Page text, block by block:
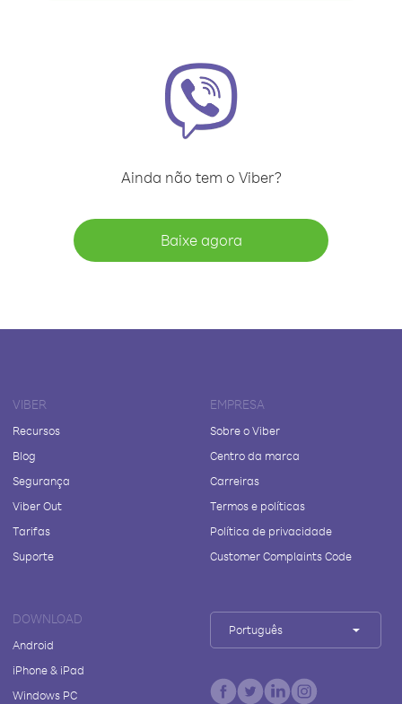
Ainda não tem o Viber?
Baixe agora
VIBER
Recursos
Blog
Segurança
Viber Out
Tarifas
Suporte
EMPRESA
Sobre o Viber
Centro da marca
Carreiras
Termos e políticas
Política de privacidade
Customer Complaints Code
DOWNLOAD
Android
iPhone & iPad
Windows PC
Português